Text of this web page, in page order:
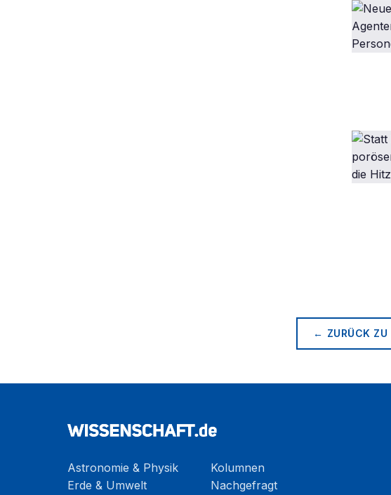
← ZURÜCK ZU
Astronomie & Physik
Erde & Umwelt
Kolumnen
Nachgefragt